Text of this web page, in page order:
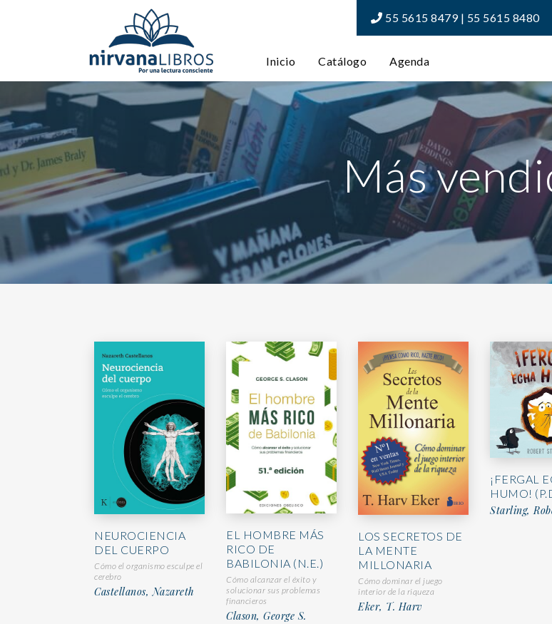
55 5615 8479 | 55 5615 8480
Inicio Catálogo Agenda
Más
NEUROCIENCIA
DEL CUERPO
Cómo el organismo esculpe el
cerebro
Castellanos, Nazareth
EL HOMBRE MÁS
RICO DE
BABILONIA (N.E.)
Cómo alcanzar el éxito y
solucionar sus problemas
financieros
Clason, George S.
LOS SECRETOS DE
LA MENTE
MILLONARIA
Cómo dominar el juego
interior de la riqueza
Eker, T. Harv
¡FERGAL
HUMO!
Starling,